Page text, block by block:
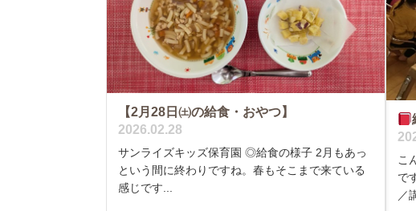
【2月28日㈯の給食・おやつ】
2026.02.28
サンライズキッズ保育園 ◎給食の様子 2月もあっ
という間に終わりですね。春もそこまで来ている
感じです...
こ
で
／